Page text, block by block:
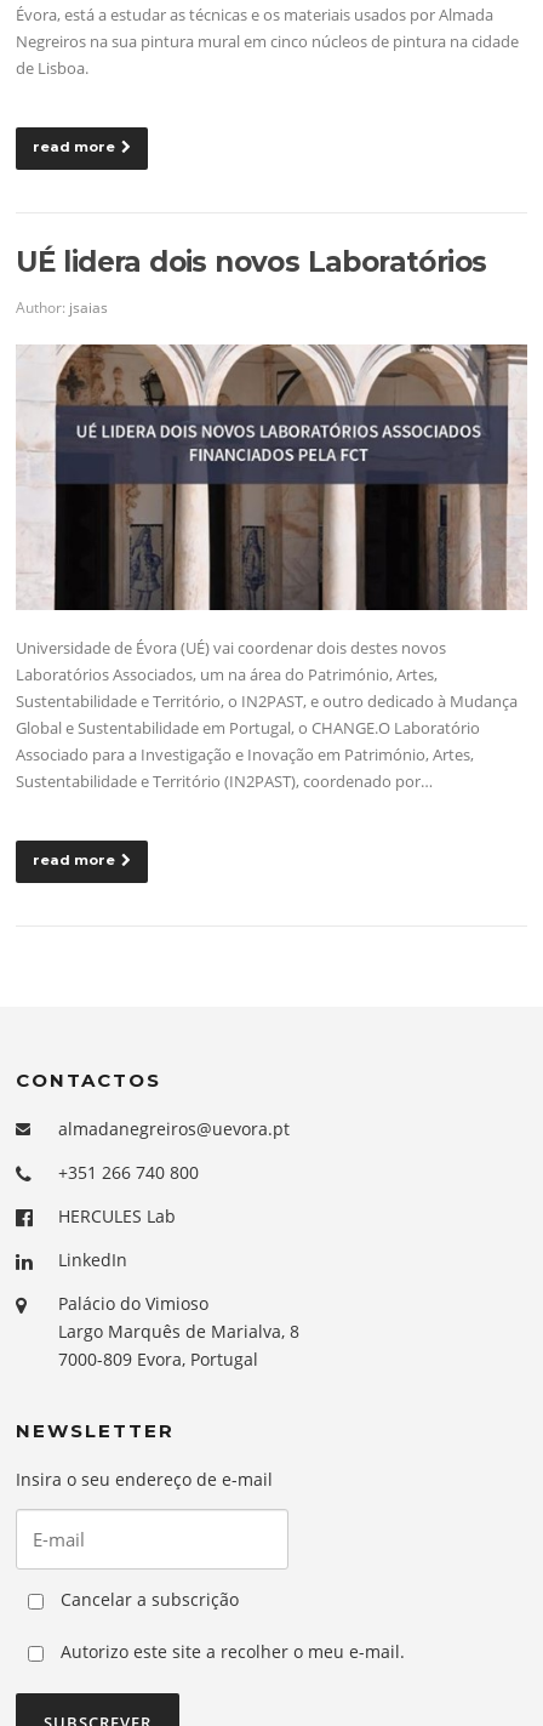
Évora, está a estudar as técnicas e os materiais usados por Almada
Negreiros na sua pintura mural em cinco núcleos de pintura na cidade
de Lisboa.
read more
UÉ lidera dois novos Laboratórios
Author: jsaias
Universidade de Évora (UÉ) vai coordenar dois destes novos
Laboratórios Associados, um na área do Património, Artes,
Sustentabilidade e Território, o IN2PAST, e outro dedicado à Mudança
Global e Sustentabilidade em Portugal, o CHANGE.O Laboratório
Associado para a Investigação e Inovação em Património, Artes,
Sustentabilidade e Território (IN2PAST), coordenado por…
read more
CONTACTOS
almadanegreiros@uevora.pt
+351 266 740 800
HERCULES Lab
LinkedIn
Palácio do Vimioso
Largo Marquês de Marialva, 8
7000-809 Evora, Portugal
NEWSLETTER
Insira o seu endereço de e-mail
Cancelar a subscrição
Autorizo este site a recolher o meu e-mail.